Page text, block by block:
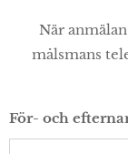
När
målsmans
För- och